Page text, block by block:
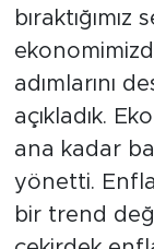
adımlarını
açıkladık.
ana kadar
yönetti.
bir trend